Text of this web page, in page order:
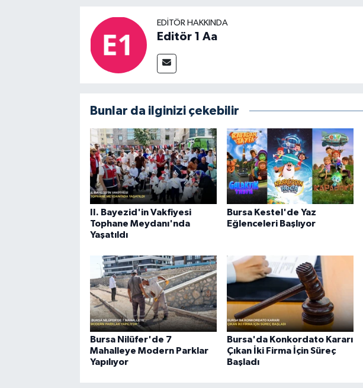
EDITÖR HAKKINDA
Editör 1 Aa
Bunlar da ilginizi çekebilir
II. Bayezid'in Vakfiyesi
Tophane Meydanı'nda
Yaşatıldı
Bursa Kestel'de Yaz
Eğlenceleri Başlıyor
Bursa Nilüfer'de 7
Mahalleye Modern Parklar
Yapılıyor
Bursa'da Konkordato Kararı
Çıkan İki Firma İçin Süreç
Başladı